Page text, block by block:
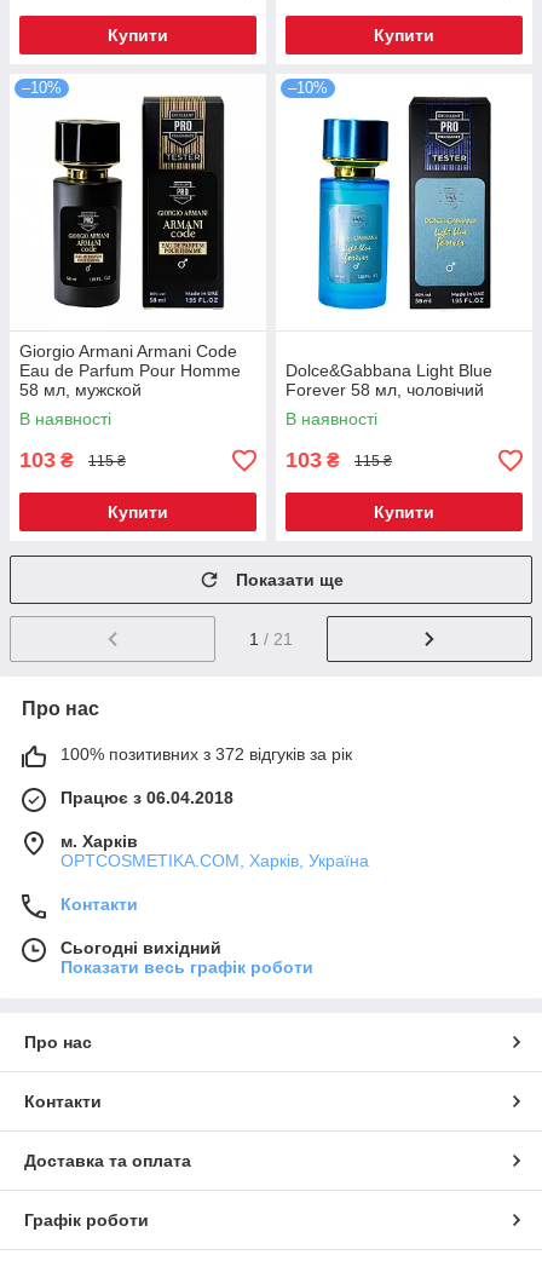
Купити Купити
–10%
Giorgio Armani Armani Code
Eau de Parfum Pour Homme
58 мл, мужской
В наявності
103 ₴ 115 ₴
Купити
–10%
Dolce&Gabbana Light Blue
Forever 58 мл, чоловічий
В наявності
103 ₴ 115 ₴
Купити
Показати ще
1 / 21
Про нас
100% позитивних з 372 відгуків за рік
Працює з 06.04.2018
м. Харків
OPTCOSMETIKA.COM, Харків, Україна
Контакти
Сьогодні вихідний
Показати весь графік роботи
Про нас
Контакти
Доставка та оплата
Графік роботи